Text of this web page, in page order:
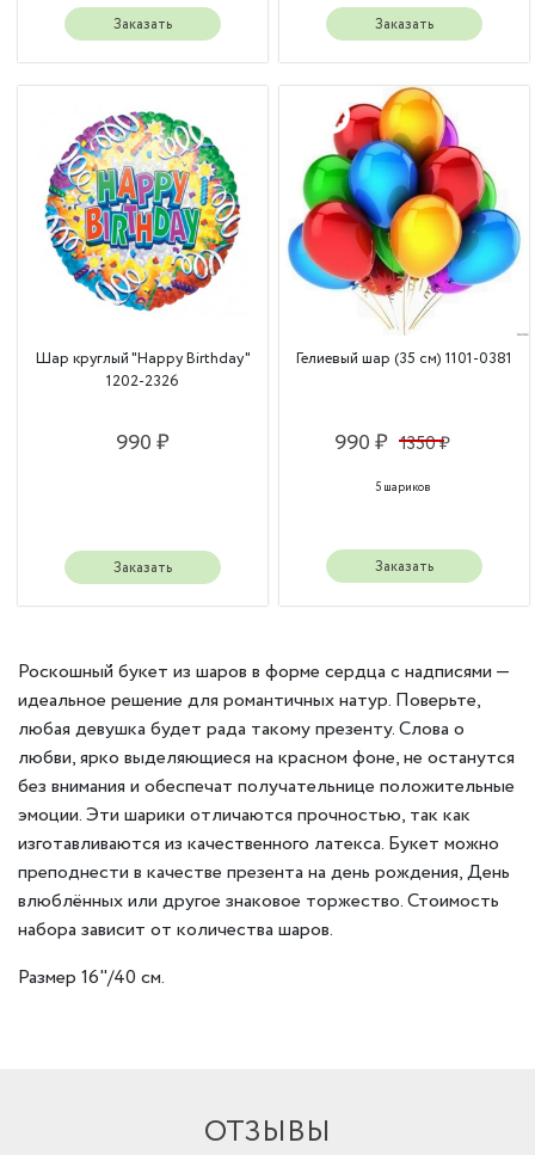
Заказать Заказать
Шар круглый "Happy Birthday"
1202-2326
990 ₽
Заказать
Гелиевый шар (35 см) 1101-0381
990 ₽ 1350 ₽
5 шариков
Заказать
Роскошный букет из шаров в форме сердца с надписями —
идеальное решение для романтичных натур. Поверьте,
любая девушка будет рада такому презенту. Слова о
любви, ярко выделяющиеся на красном фоне, не останутся
без внимания и обеспечат получательнице положительные
эмоции. Эти шарики отличаются прочностью, так как
изготавливаются из качественного латекса. Букет можно
преподнести в качестве презента на день рождения, День
влюблённых или другое знаковое торжество. Стоимость
набора зависит от количества шаров.
Размер 16"/40 см.
ОТЗЫВЫ